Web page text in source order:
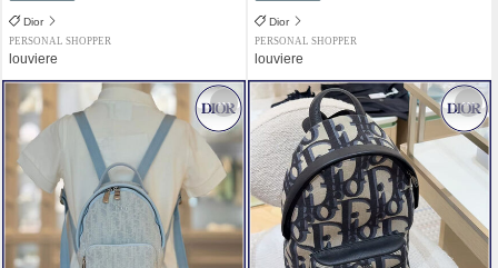
Dior
PERSONAL SHOPPER
louviere
Dior
PERSONAL SHOPPER
louviere